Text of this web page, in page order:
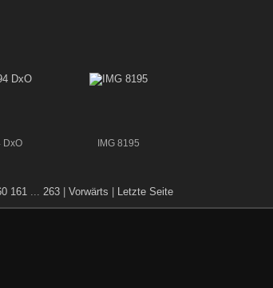
DxO IMG 8195
161 263 Vorwärts Letzte Seite